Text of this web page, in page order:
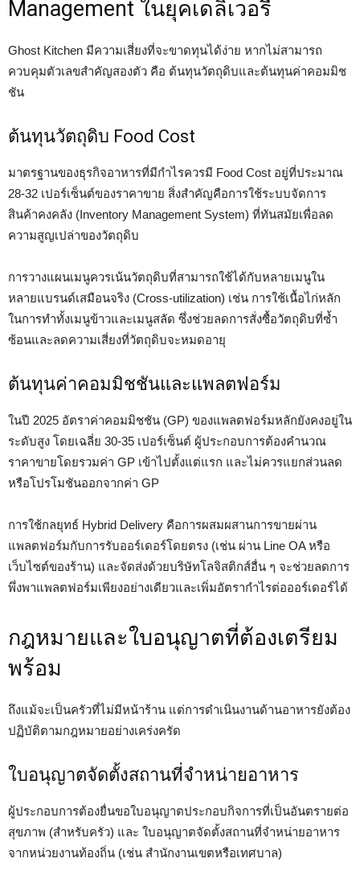
Management ในยุคเดลิเวอรี
Ghost Kitchen มีความเสี่ยงที่จะขาดทุนได้ง่าย หากไม่สามารถ
ควบคุมตัวเลขสำคัญสองตัว คือ ต้นทุนวัตถุดิบและต้นทุนค่าคอมมิช
ชัน
ต้นทุนวัตถุดิบ Food Cost
มาตรฐานของธุรกิจอาหารที่มีกำไรควรมี Food Cost อยู่ที่ประมาณ
28-32 เปอร์เซ็นต์ของราคาขาย สิ่งสำคัญคือการใช้ระบบจัดการ
สินค้าคงคลัง (Inventory Management System) ที่ทันสมัยเพื่อลด
ความสูญเปล่าของวัตถุดิบ
การวางแผนเมนูควรเน้นวัตถุดิบที่สามารถใช้ได้กับหลายเมนูใน
หลายแบรนด์เสมือนจริง (Cross-utilization) เช่น การใช้เนื้อไก่หลัก
ในการทำทั้งเมนูข้าวและเมนูสลัด ซึ่งช่วยลดการสั่งซื้อวัตถุดิบที่ซ้ำ
ซ้อนและลดความเสี่ยงที่วัตถุดิบจะหมดอายุ
ต้นทุนค่าคอมมิชชันและแพลตฟอร์ม
ในปี 2025 อัตราค่าคอมมิชชัน (GP) ของแพลตฟอร์มหลักยังคงอยู่ใน
ระดับสูง โดยเฉลี่ย 30-35 เปอร์เซ็นต์ ผู้ประกอบการต้องคำนวณ
ราคาขายโดยรวมค่า GP เข้าไปตั้งแต่แรก และไม่ควรแยกส่วนลด
หรือโปรโมชันออกจากค่า GP
การใช้กลยุทธ์ Hybrid Delivery คือการผสมผสานการขายผ่าน
แพลตฟอร์มกับการรับออร์เดอร์โดยตรง (เช่น ผ่าน Line OA หรือ
เว็บไซต์ของร้าน) และจัดส่งด้วยบริษัทโลจิสติกส์อื่น ๆ จะช่วยลดการ
พึ่งพาแพลตฟอร์มเพียงอย่างเดียวและเพิ่มอัตรากำไรต่อออร์เดอร์ได้
กฎหมายและใบอนุญาตที่ต้องเตรียม
พร้อม
ถึงแม้จะเป็นครัวที่ไม่มีหน้าร้าน แต่การดำเนินงานด้านอาหารยังต้อง
ปฏิบัติตามกฎหมายอย่างเคร่งครัด
ใบอนุญาตจัดตั้งสถานที่จำหน่ายอาหาร
ผู้ประกอบการต้องยื่นขอใบอนุญาตประกอบกิจการที่เป็นอันตรายต่อ
สุขภาพ (สำหรับครัว) และ ใบอนุญาตจัดตั้งสถานที่จำหน่ายอาหาร
จากหน่วยงานท้องถิ่น (เช่น สำนักงานเขตหรือเทศบาล)